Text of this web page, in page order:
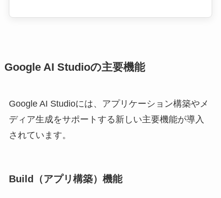
Google AI Studioの主要機能
Google AI Studioには、アプリケーション構築やメ
ディア生成をサポートする新しい主要機能が導入
されています。
Build（アプリ構築）機能